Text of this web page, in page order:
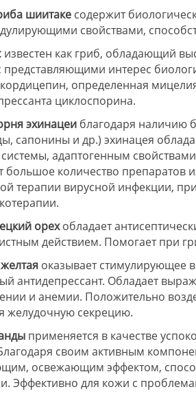
шиитаке содержит
свойствами,
известен как гриб, обладающий
представляющими интерес
определенная
циклоспорина.
эхинацеи благодаря наличию
сапонины и др.) эхинацея
адаптогенным
большое количество препаратов
терапии вирусной инфекции,
орехобладает
действием. Помогает при
оказывает стимулирующее
антидепрессант. Обладает
и анемии. Положительно
желудочную секрецию.
применяется в качестве
своим активным
освежающим эффектом,
Эффективно для кожи с